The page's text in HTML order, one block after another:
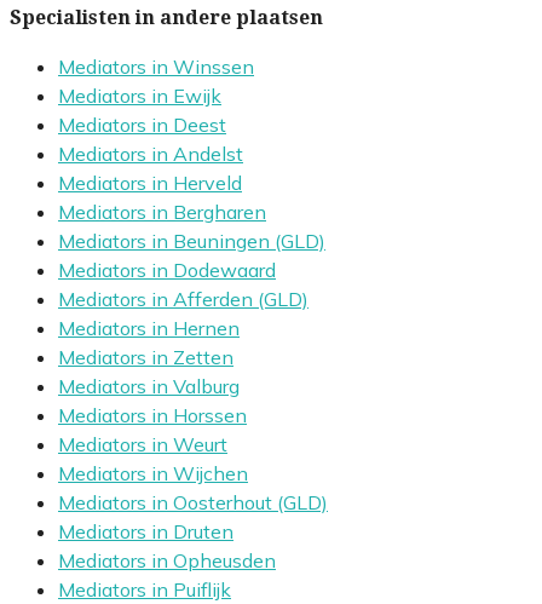
Specialisten in andere plaatsen
Mediators in Winssen
Mediators in Ewijk
Mediators in Deest
Mediators in Andelst
Mediators in Herveld
Mediators in Bergharen
Mediators in Beuningen (GLD)
Mediators in Dodewaard
Mediators in Afferden (GLD)
Mediators in Hernen
Mediators in Zetten
Mediators in Valburg
Mediators in Horssen
Mediators in Weurt
Mediators in Wijchen
Mediators in Oosterhout (GLD)
Mediators in Druten
Mediators in Opheusden
Mediators in Puiflijk